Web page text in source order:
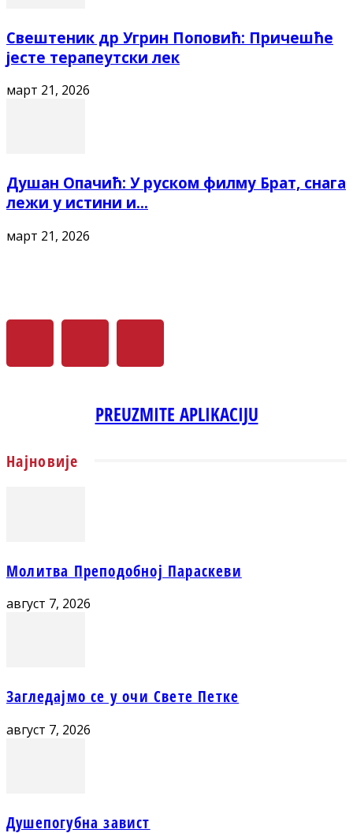
Свештеник др Угрин Поповић: Причешће
јесте терапеутски лек
март 21, 2026
Душан Опачић: У руском филму Брат, снага
лежи у истини и...
март 21, 2026
PREUZMITE APLIKACIJU
Најновије
Молитва Преподобној Параскеви
август 7, 2026
Загледајмо се у очи Свете Петке
август 7, 2026
Душепогубна завист